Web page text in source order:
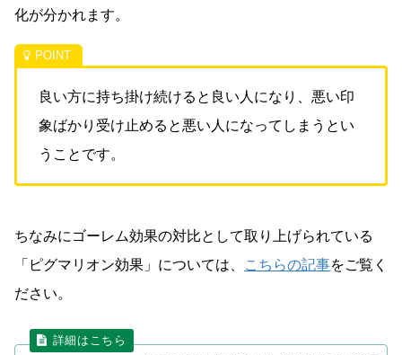
化が分かれます。
良い方に持ち掛け続けると良い人になり、悪い印
象ばかり受け止めると悪い人になってしまうとい
うことです。
ちなみにゴーレム効果の対比として取り上げられている
「ピグマリオン効果」については、
こちらの記事をご覧く
ださい。